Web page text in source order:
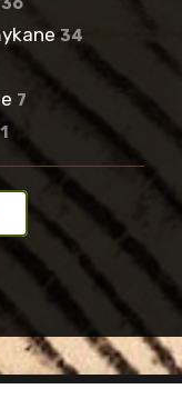
34
7
1